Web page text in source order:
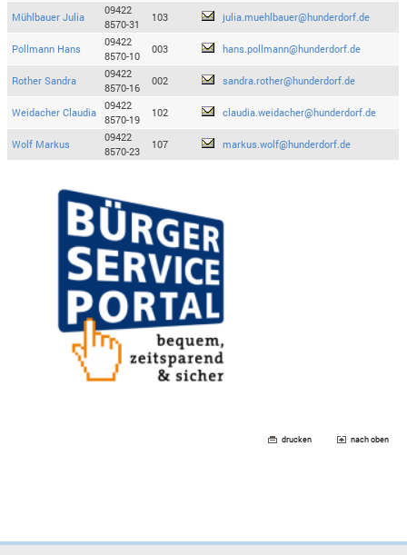
Mühlbauer Julia
09422
8570-31
103 julia.muehlbauer@hunderdorf.de
Pollmann Hans
09422
8570-10
003 hans.pollmann@hunderdorf.de
Rother Sandra
09422
8570-16
002 sandra.rother@hunderdorf.de
Weidacher Claudia
09422
8570-19
102 claudia.weidacher@hunderdorf.de
Wolf Markus
09422
8570-23
107 markus.wolf@hunderdorf.de
drucken nach oben